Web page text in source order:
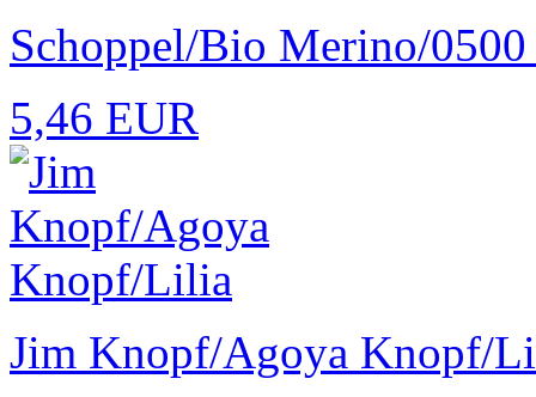
Schoppel/Bio Merino/
5,46 EUR
Jim Knopf/Agoya Knopf/